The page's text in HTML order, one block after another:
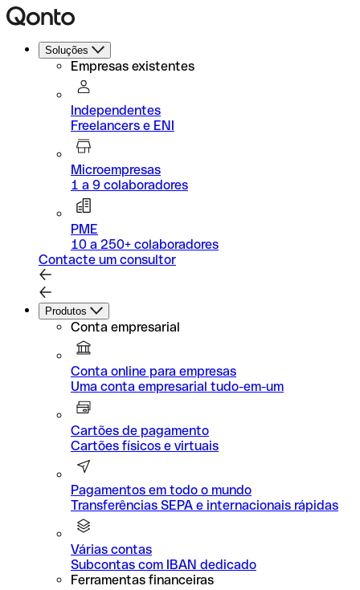
Soluções
Empresas existentes
Independentes
Freelancers e ENI
Microempresas
1 a 9 colaboradores
PME
10 a 250+ colaboradores
Contacte um consultor
Produtos
Conta empresarial
Conta online para empresas
Uma conta empresarial tudo-em-um
Cartões de pagamento
Cartões físicos e virtuais
Pagamentos em todo o mundo
Transferências SEPA e internacionais rápidas
Várias contas
Subcontas com IBAN dedicado
Ferramentas financeiras